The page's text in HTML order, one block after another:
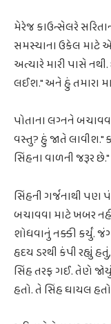
મેરેજ કાઉન્સેલરે
સમસ્યાના ઉકેલ માટે
અત્યારે મારી પાસે
લઈશ." અને હું તમારા
પોતાના લગ્નને
વસ્તુ? હું જાતે લાવીશ."
સિંહના વાળની ​​જરૂર છે."
સિંહની ગર્જનાથી પણ
બચાવવા માટે ખબર
શોધવાનું નક્કી કર્યું.
હૃદય ડરથી કંપી રહ્યું
સિંહ તરફ ગઈ. તેણે
હતો. તે સિંહ ઘાયલ